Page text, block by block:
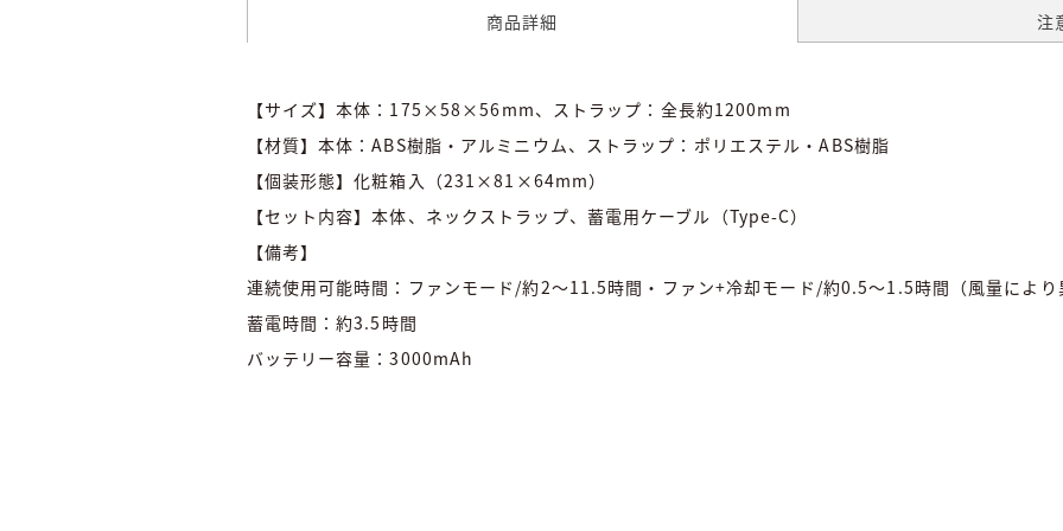
商品詳細 注
【サイズ】本体：175×58×56mm、ストラップ：全長約1200mm
【材質】本体：ABS樹脂・アルミニウム、ストラップ：ポリエステル・ABS樹脂
【個装形態】化粧箱入（231×81×64mm）
【セット内容】本体、ネックストラップ、蓄電用ケーブル（Type-C）
【備考】
連続使用可能時間：ファンモード/約2～11.5時間・ファン+冷却モード/約0.5～1.5時間（風量により
蓄電時間：約3.5時間
バッテリー容量：3000mAh